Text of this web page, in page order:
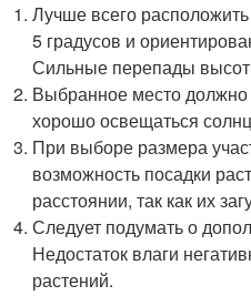
Лучше всего
5 градусов и
Сильные перепады
Выбранное место
хорошо освещаться
При выборе размера
возможность посадки
расстоянии, так как их
Следует подумать о
Недостаток влаги
растений.